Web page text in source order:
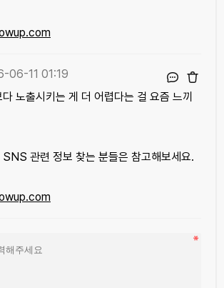
06-11 01:19
노출시키는 게 더 어렵다는 걸 요즘 느끼
관련 정보 찾는 분들은 참고해보세요.